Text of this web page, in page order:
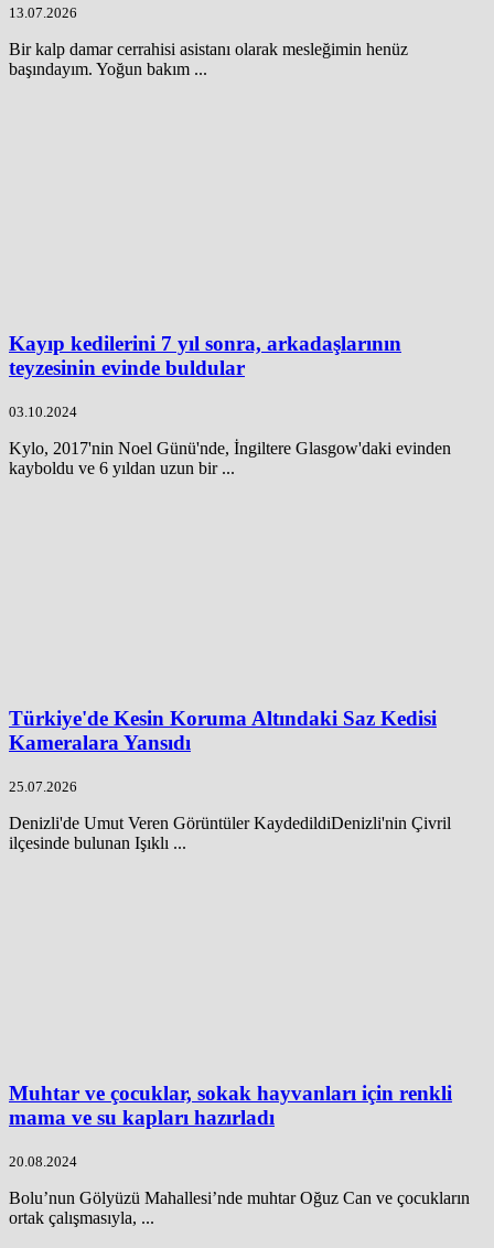
13.07.2026
Bir kalp damar cerrahisi asistanı olarak mesleğimin henüz
başındayım. Yoğun bakım ...
Kayıp kedilerini 7 yıl sonra, arkadaşlarının
teyzesinin evinde buldular
03.10.2024
Kylo, 2017'nin Noel Günü'nde, İngiltere Glasgow'daki evinden
kayboldu ve 6 yıldan uzun bir ...
Türkiye'de Kesin Koruma Altındaki Saz Kedisi
Kameralara Yansıdı
25.07.2026
Denizli'de Umut Veren Görüntüler KaydedildiDenizli'nin Çivril
ilçesinde bulunan Işıklı ...
Muhtar ve çocuklar, sokak hayvanları için renkli
mama ve su kapları hazırladı
20.08.2024
Bolu’nun Gölyüzü Mahallesi’nde muhtar Oğuz Can ve çocukların
ortak çalışmasıyla, ...